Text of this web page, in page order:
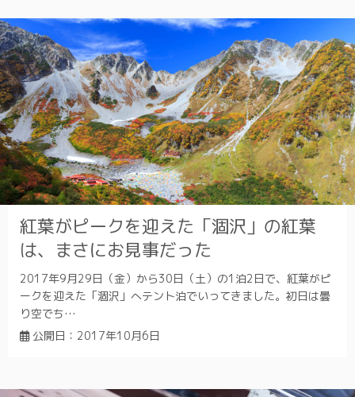
紅葉がピークを迎えた「涸沢」の紅葉
は、まさにお見事だった
2017年9月29日（金）から30日（土）の1泊2日で、紅葉がピ
ークを迎えた「涸沢」へテント泊でいってきました。初日は曇
り空でち…
公開日： 2017年10月6日